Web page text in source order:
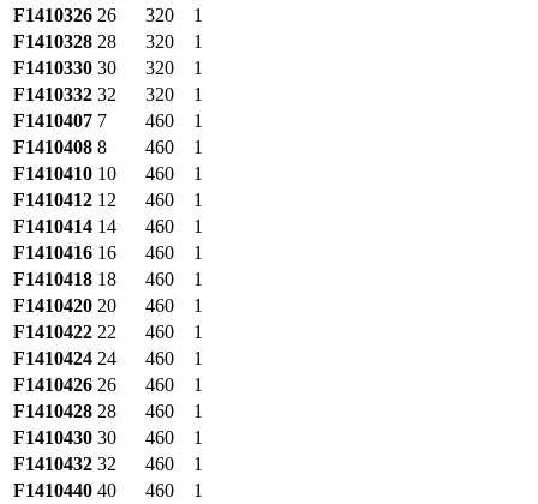
F1410326 26 320
1
F1410328 28 320
1
F1410330 30 320
1
F1410332 32 320
1
F1410407 7 460
1
F1410408 8 460
1
F1410410 10 460
1
F1410412 12 460
1
F1410414 14 460
1
F1410416 16 460
1
F1410418 18 460
1
F1410420 20 460
1
F1410422 22 460
1
F1410424 24 460
1
F1410426 26 460
1
F1410428 28 460
1
F1410430 30 460
1
F1410432 32 460
1
F1410440 40 460
1